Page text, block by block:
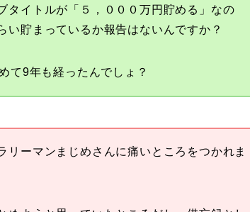
タイトルが「５，０００万円貯める」なの
い貯まっているか報告はないんですか？
て9年も経ったんでしょ？
リーマンまじめさんに痛いところをつかれま